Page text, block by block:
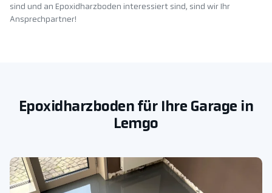
sind und an Epoxidharzboden interessiert sind, sind wir Ihr
Ansprechpartner!
Epoxidharzboden für Ihre Garage in
Lemgo